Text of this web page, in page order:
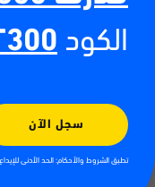
الكود
سجل الآن
تطبق الشروط والأحكام: الحد الأدنى للإيداع 300 دولار | الحد الأعلى للمكافأة 300 دولار